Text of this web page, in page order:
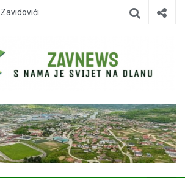
Zavidovići
Zavnews